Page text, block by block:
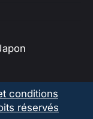
conditions
réservés